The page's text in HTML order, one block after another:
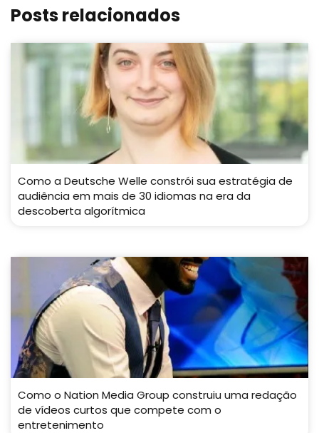
Posts relacionados
Como a Deutsche Welle constrói sua estratégia de
audiência em mais de 30 idiomas na era da
descoberta algorítmica
Como o Nation Media Group construiu uma redação
de vídeos curtos que compete com o
entretenimento